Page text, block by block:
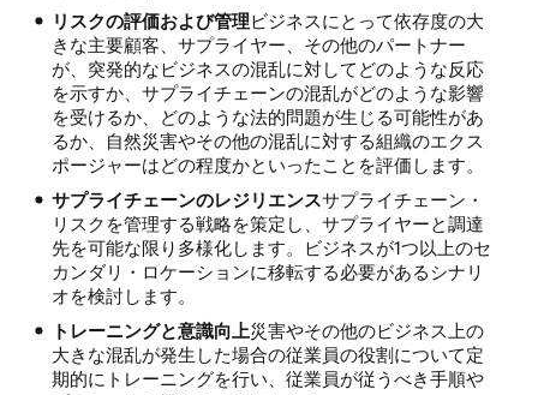
リスクの評価および管理ビジネスにとって依存度の大
きな主要顧客、サプライヤー、その他のパートナー
が、突発的なビジネスの混乱に対してどのような反応
を示すか、サプライチェーンの混乱がどのような影響
を受けるか、どのような法的問題が生じる可能性があ
るか、自然災害やその他の混乱に対する組織のエクス
ポージャーはどの程度かといったことを評価します。
サプライチェーンのレジリエンスサプライチェーン・
リスクを管理する戦略を策定し、サプライヤーと調達
先を可能な限り多様化します。ビジネスが1つ以上のセ
カンダリ・ロケーションに移転する必要があるシナリ
オを検討します。
トレーニングと意識向上災害やその他のビジネス上の
大きな混乱が発生した場合の従業員の役割について定
期的にトレーニングを行い、従業員が従うべき手順や